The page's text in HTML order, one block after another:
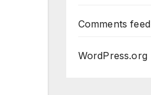
Comments feed
WordPress.org